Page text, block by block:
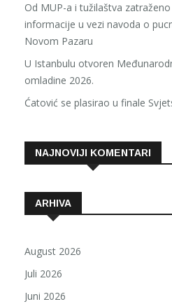
Od MUP-a i tužilaštva
informacije u vezi navoda o
Novom Pazaru
U Istanbulu otvoren
omladine 2026.
Ćatović se plasirao u finale
NAJNOVIJI KOMENTARI
ARHIVA
August 2026
Juli 2026
Juni 2026